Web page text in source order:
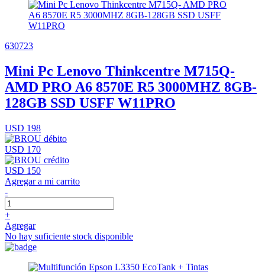
630723
Mini Pc Lenovo Thinkcentre M715Q-
AMD PRO A6 8570E R5 3000MHZ 8GB-
128GB SSD USFF W11PRO
USD 198
USD 170
USD 150
Agregar a mi carrito
-
+
Agregar
No hay suficiente stock disponible